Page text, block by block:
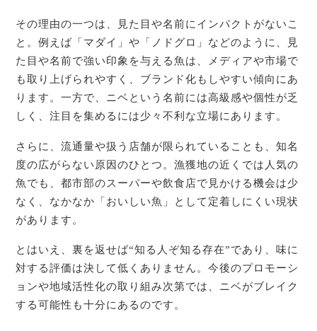
その理由の一つは、見た目や名前にインパクトがないこ
と。例えば「マダイ」や「ノドグロ」などのように、見
た目や名前で強い印象を与える魚は、メディアや市場で
も取り上げられやすく、ブランド化もしやすい傾向にあ
ります。一方で、ニベという名前には高級感や個性が乏
しく、注目を集めるには少々不利な立場にあります。
さらに、流通量や扱う店舗が限られていることも、知名
度の広がらない原因のひとつ。漁獲地の近くでは人気の
魚でも、都市部のスーパーや飲食店で見かける機会は少
なく、なかなか「おいしい魚」として定着しにくい現状
があります。
とはいえ、裏を返せば“知る人ぞ知る存在”であり、味に
対する評価は決して低くありません。今後のプロモーシ
ョンや地域活性化の取り組み次第では、ニベがブレイク
する可能性も十分にあるのです。